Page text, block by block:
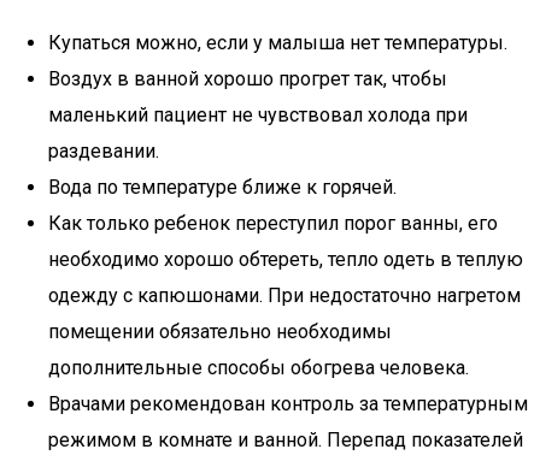
Купаться можно, если у малыша нет температуры.
Воздух в ванной хорошо прогрет так, чтобы
маленький пациент не чувствовал холода при
раздевании.
Вода по температуре ближе к горячей.
Как только ребенок переступил порог ванны, его
необходимо хорошо обтереть, тепло одеть в теплую
одежду с капюшонами. При недостаточно нагретом
помещении обязательно необходимы
дополнительные способы обогрева человека.
Врачами рекомендован контроль за температурным
режимом в комнате и ванной. Перепад показателей